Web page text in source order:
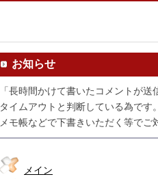
お知らせ
「長時間かけて書いたコメントが
タイムアウトと判断している為です
メモ帳などで下書きいただく等でご
メイン